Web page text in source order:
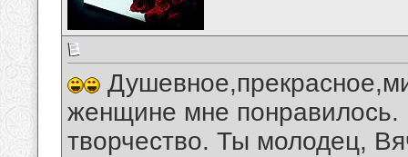
женщине мне
творчество. Ты молодец,